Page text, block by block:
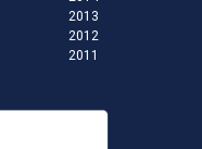
2013
2012
2011